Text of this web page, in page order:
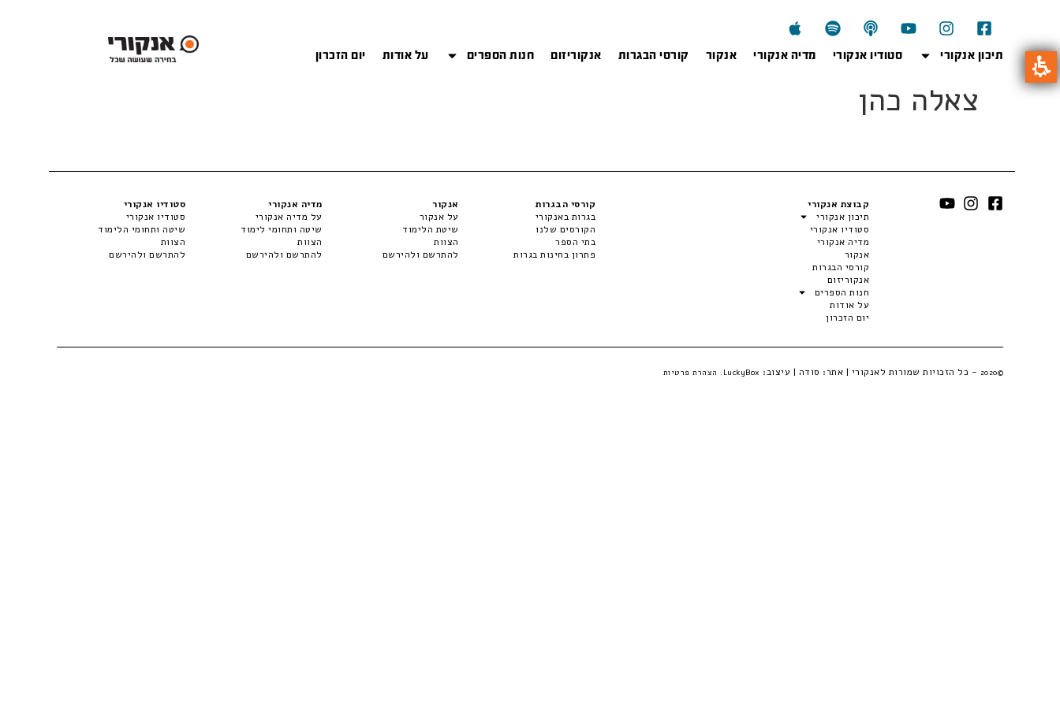
תיכון אנקורי סטודיו אנקורי מדיה אנקורי אנקור קורסי הבגרות אנקוריזום חנות הספרים על אודות יום הזכרון
צאלה כהן
קבוצת אנקורי
תיכון אנקורי
סטודיו אנקורי
מדיה אנקורי
אנקור
קורסי הבגרות
אנקוריזום
חנות הספרים
על אודות
יום הזכרון
קורסי הבגרות
בגרות באנקורי
הקורסים שלנו
בתי הספר
פתרון בחינות בגרות
אנקור
על אנקור
שיטת הלימוד
הצוות
להתרשם ולהירשם
מדיה אנקורי
על מדיה אנקורי
שיטה ותחומי לימוד
הצוות
להתרשם ולהירשם
סטודיו אנקורי
סטודיו אנקורי
שיטה ותחומי הלימוד
הצוות
להתרשם ולהירשם
©2020 - כל הזכויות שמורות לאנקורי | אתר: סודה | עיצוב: LuckyBox. הצהרת פרטיות